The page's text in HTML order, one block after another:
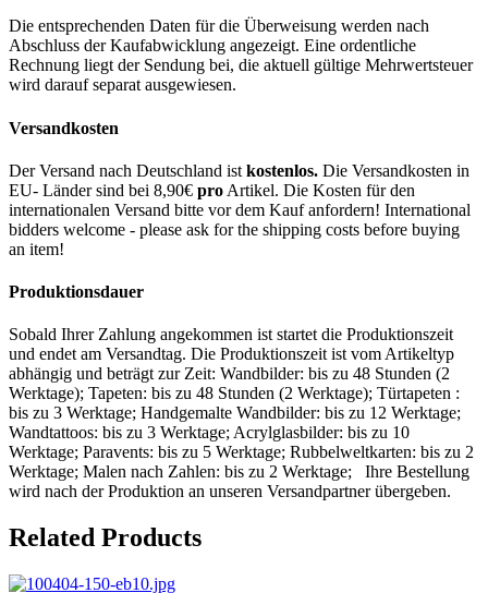
Die entsprechenden Daten für die Überweisung werden nach
Abschluss der Kaufabwicklung angezeigt. Eine ordentliche
Rechnung liegt der Sendung bei, die aktuell gültige Mehrwertsteuer
wird darauf separat ausgewiesen.
Versandkosten
Der Versand nach Deutschland ist kostenlos. Die Versandkosten in
EU- Länder sind bei 8,90€ pro Artikel. Die Kosten für den
internationalen Versand bitte vor dem Kauf anfordern! International
bidders welcome - please ask for the shipping costs before buying
an item!
Produktionsdauer
Sobald Ihrer Zahlung angekommen ist startet die Produktionszeit
und endet am Versandtag. Die Produktionszeit ist vom Artikeltyp
abhängig und beträgt zur Zeit: Wandbilder: bis zu 48 Stunden (2
Werktage); Tapeten: bis zu 48 Stunden (2 Werktage); Türtapeten :
bis zu 3 Werktage; Handgemalte Wandbilder: bis zu 12 Werktage;
Wandtattoos: bis zu 3 Werktage; Acrylglasbilder: bis zu 10
Werktage; Paravents: bis zu 5 Werktage; Rubbelweltkarten: bis zu 2
Werktage; Malen nach Zahlen: bis zu 2 Werktage; Ihre Bestellung
wird nach der Produktion an unseren Versandpartner übergeben.
Related Products